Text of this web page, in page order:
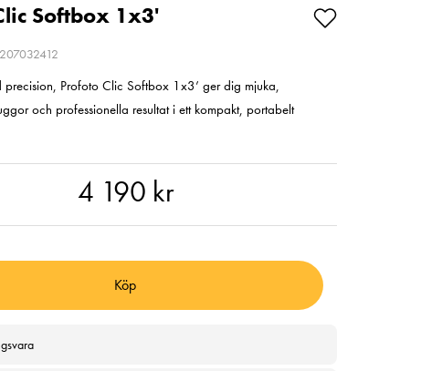
Softbox 1x3'
precision, Profoto Clic Softbox 1x3’ ger dig mjuka,
och professionella resultat i ett kompakt, portabelt
4 190 kr
Köp